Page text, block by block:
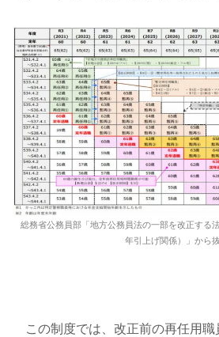
総務省公務員部「地方公務員法の一部を改正する
年引上げ関係）」から
この制度では、改正前の再任用職